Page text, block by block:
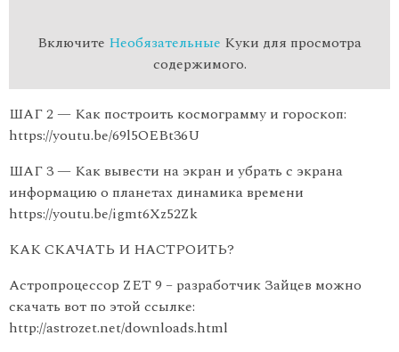
Включите Необязательные Куки для просмотра
содержимого.
ШАГ 2 — Как построить космограмму и гороскоп:
https://youtu.be/69l5OEBt36U
ШАГ 3 — Как вывести на экран и убрать с экрана
информацию о планетах динамика времени
https://youtu.be/igmt6Xz52Zk
КАК СКАЧАТЬ И НАСТРОИТЬ?
Астропроцессор ZET 9 – разработчик Зайцев можно
скачать вот по этой ссылке:
http://astrozet.net/downloads.html